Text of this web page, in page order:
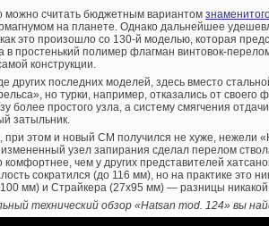
можно считать бюджетным вариантом
на планете. Однако дальнейшее
это произошло со 130-й моделью, которая
в простенький полимер флагман винтовок-
конструкции.
других последних моделей, здесь вместо
но турки, например, отказались от своего
более простого узла, а систему смягчения
затыльник.
при этом и новый СМ получился не хуже, нежели
измененный узел запирания сделал перелом
комфортнее, чем у других представителей
сократился (до 116 мм), но на практике это
мм) и Страйкера (27х95 мм) — разницы никакой.
технический обзор «Hatsan mod. 124» вы